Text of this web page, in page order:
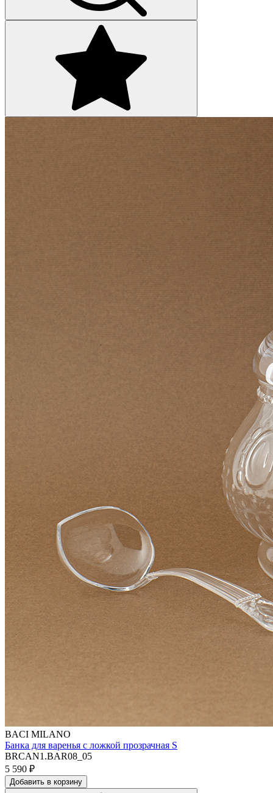
BACI MILANO
Банка для варенья с ложкой прозрачная S
BRCAN1.BAR08_05
5 590 ₽
Добавить в корзину